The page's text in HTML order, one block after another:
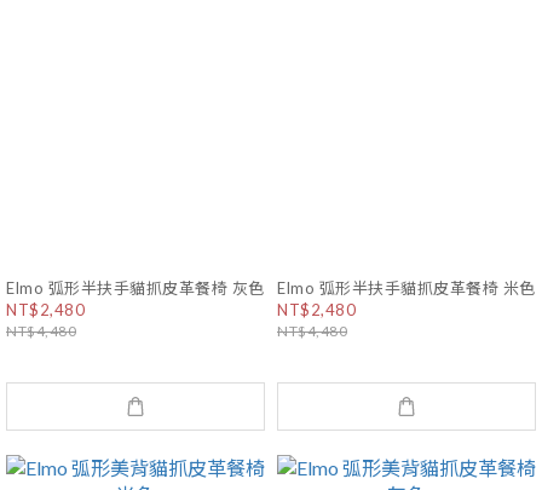
Elmo 弧形半扶手貓抓皮革餐椅 灰色
NT$2,480
NT$4,480
Elmo 弧形半扶手貓抓皮革餐椅 米色
NT$2,480
NT$4,480